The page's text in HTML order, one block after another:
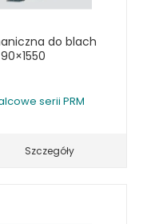
do blach
serii PRM
Szczegóły